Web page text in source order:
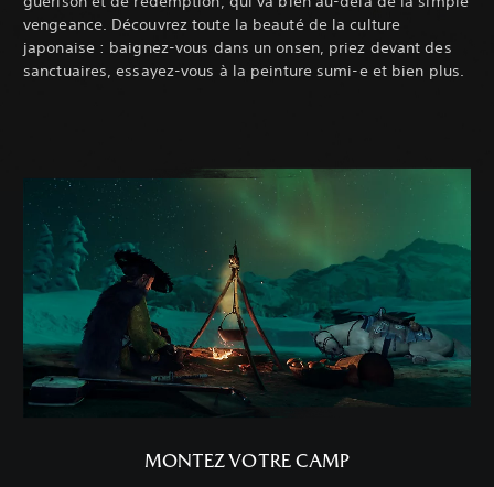
vengeance. Découvrez toute la beauté de la culture
japonaise : baignez-vous dans un onsen, priez devant des
sanctuaires, essayez-vous à la peinture sumi-e et bien plus.
MONTEZ VOTRE CAMP